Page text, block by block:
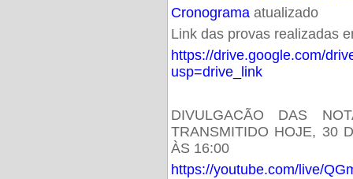
Cronogramaatualizado
Link das provas realizadas
https://drive.google.com/
usp=drive_link
DIVULGACÃO DAS
TRANSMITIDO HOJE, 30
ÀS 16:00
https://youtube.com/live/